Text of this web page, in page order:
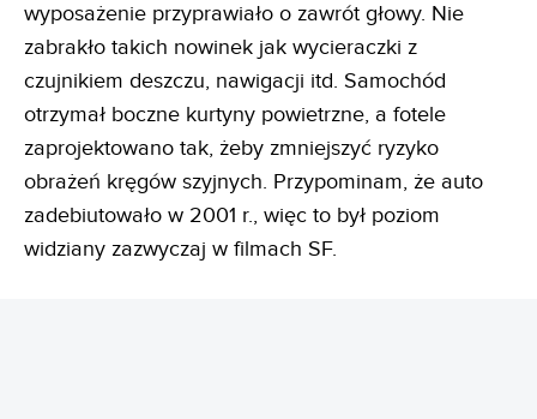
wyposażenie przyprawiało o zawrót głowy. Nie
zabrakło takich nowinek jak wycieraczki z
czujnikiem deszczu, nawigacji itd. Samochód
otrzymał boczne kurtyny powietrzne, a fotele
zaprojektowano tak, żeby zmniejszyć ryzyko
obrażeń kręgów szyjnych. Przypominam, że auto
zadebiutowało w 2001 r., więc to był poziom
widziany zazwyczaj w filmach SF.